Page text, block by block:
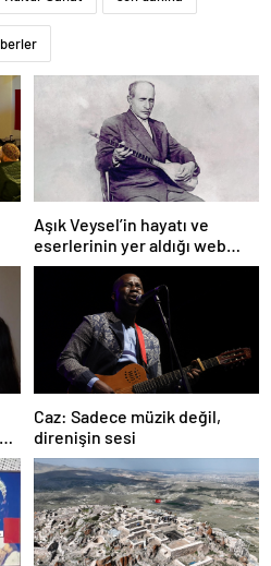
Aşık Veysel’in hayatı ve
eserlerinin yer aldığı web
portalı hizmete girdi
Caz: Sadece müzik değil,
direnişin sesi